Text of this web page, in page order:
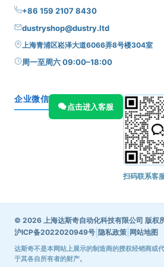
+86 159 2107 8430
dustryshop@dustry.ltd
上海青浦区崧泽大道6066弄8号楼304室
周一至周六 09:00–18:00
企业微信
点击进入客服
扫码联系客
© 2026 上海达斯奇自动化科技有限公司 版权
沪ICP备2022020949号 隐私政策 网站地图
达斯奇不是本网站上展示的制造商的授权经销商或
于其各自所有者的财产。